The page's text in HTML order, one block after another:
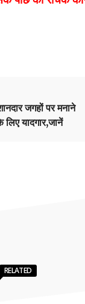
जगहों पर मनाने
लिए यादगार,जानें
RELATED